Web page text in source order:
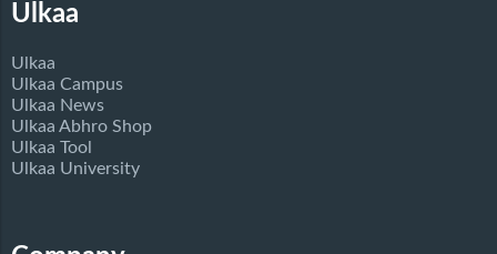
Ulkaa
Ulkaa
Ulkaa Campus
Ulkaa News
Ulkaa Abhro Shop
Ulkaa Tool
Ulkaa University